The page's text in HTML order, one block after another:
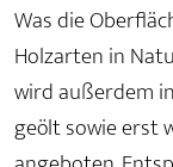
Was die
Holzarten in
wird außerdem
geölt sowie erst